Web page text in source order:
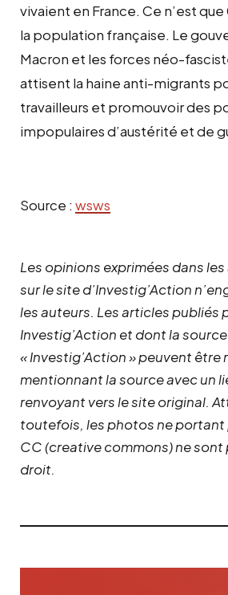
vivaient en France. Ce n’est
la population française. Le
Macron et les forces néo-
attisent la haine anti-migrants
travailleurs et promouvoir des
impopulaires d’austérité et de
Source : wsws
Les opinions exprimées dans
sur le site d’Investig’Action
les auteurs. Les articles publiés
Investig’Action et dont la
« Investig’Action » peuvent être
mentionnant la source avec un
renvoyant vers le site original.
toutefois, les photos ne portant
CC (creative commons) ne sont
droit.